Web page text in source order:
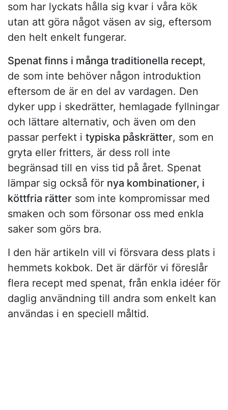
som har lyckats hålla sig kvar i våra kök
utan att göra något väsen av sig, eftersom
den helt enkelt fungerar.
Spenat finns i många traditionella recept,
de som inte behöver någon introduktion
eftersom de är en del av vardagen. Den
dyker upp i skedrätter, hemlagade fyllningar
och lättare alternativ, och även om den
passar perfekt i typiska påskrätter, som en
gryta eller fritters, är dess roll inte
begränsad till en viss tid på året. Spenat
lämpar sig också för nya kombinationer, i
köttfria rätter som inte kompromissar med
smaken och som försonar oss med enkla
saker som görs bra.
I den här artikeln vill vi försvara dess plats i
hemmets kokbok. Det är därför vi föreslår
flera recept med spenat, från enkla idéer för
daglig användning till andra som enkelt kan
användas i en speciell måltid.